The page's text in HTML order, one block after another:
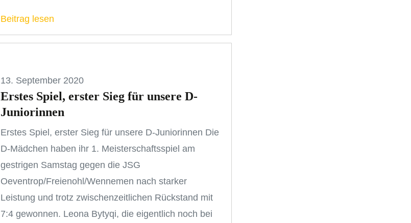
Beitrag lesen
13. September 2020
Erstes Spiel, erster Sieg für unsere D-
Juniorinnen
Erstes Spiel, erster Sieg für unsere D-Juniorinnen Die
D-Mädchen haben ihr 1. Meisterschaftsspiel am
gestrigen Samstag gegen die JSG
Oeventrop/Freienohl/Wennemen nach starker
Leistung und trotz zwischenzeitlichen Rückstand mit
7:4 gewonnen. Leona Bytyqi, die eigentlich noch bei